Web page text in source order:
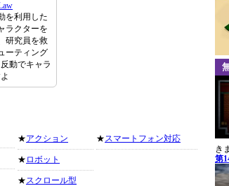
を利用した
ラクターを
研究員を救
ーティング
動でキャラ
★アクション
★ ロボット
★スクロール型
★スマートフォン対応
き
第